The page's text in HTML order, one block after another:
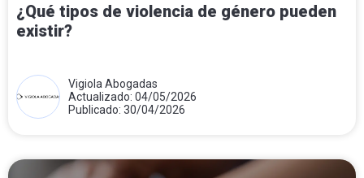
¿Qué tipos de violencia de género pueden
existir?
Vigiola Abogadas
Actualizado: 04/05/2026
Publicado: 30/04/2026